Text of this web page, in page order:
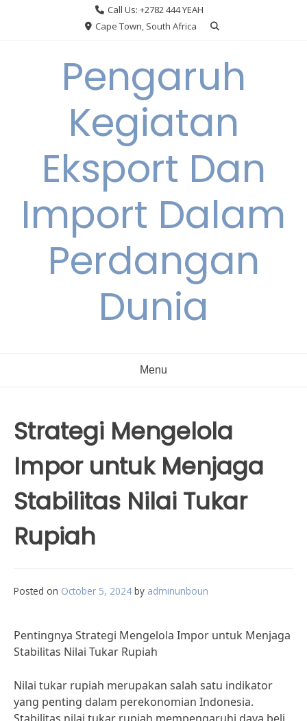
Call Us: +2782 444 YEAH
Cape Town, South Africa
Pengaruh
Kegiatan
Eksport Dan
Import Dalam
Perdangan
Dunia
Menu
Strategi Mengelola
Impor untuk Menjaga
Stabilitas Nilai Tukar
Rupiah
Posted on October 5, 2024 by adminunboun
Pentingnya Strategi Mengelola Impor untuk Menjaga
Stabilitas Nilai Tukar Rupiah
Nilai tukar rupiah merupakan salah satu indikator
yang penting dalam perekonomian Indonesia.